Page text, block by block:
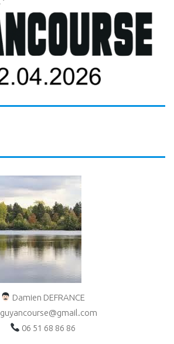
Damien DEFRANCE
guyancourse@gmail.com
06 51 68 86 86